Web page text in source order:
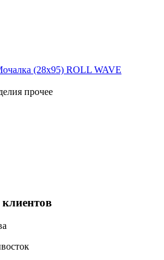
(28х95) ROLL WAVE
прочее